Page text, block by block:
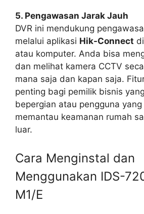
5. Pengawasan Jarak Jauh
DVR ini mendukung
melalui aplikasi Hik-Connect
atau komputer. Anda bisa
dan melihat kamera CCTV
mana saja dan kapan saja.
penting bagi pemilik bisnis
bepergian atau pengguna
memantau keamanan rumah
luar.
Cara Menginstal dan
Menggunakan IDS-
M1/E